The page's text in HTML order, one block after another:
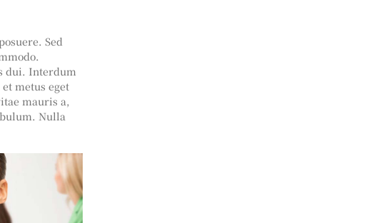
Sed
dui. Interdum
metus eget
mauris a,
Nulla